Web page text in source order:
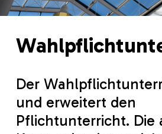
Der
und erweitert den
Pflichtunterricht. Die